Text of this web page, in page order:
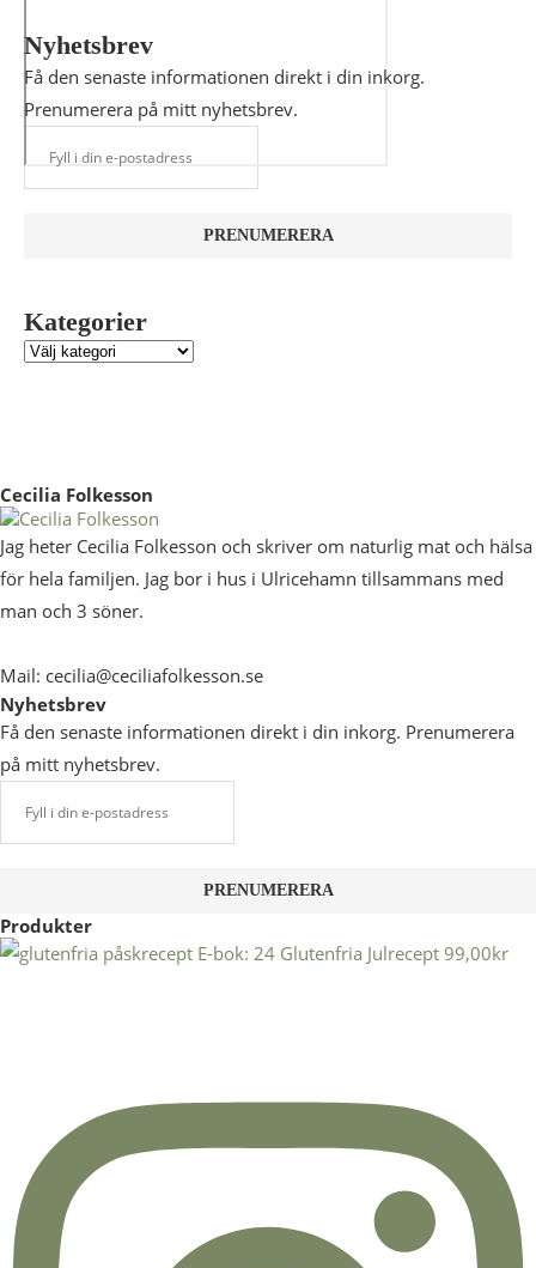
Nyhetsbrev
Få den senaste informationen direkt i din inkorg.
Prenumerera på mitt nyhetsbrev.
Kategorier
Cecilia Folkesson
Jag heter Cecilia Folkesson och skriver om naturlig mat och hälsa
för hela familjen. Jag bor i hus i Ulricehamn tillsammans med
man och 3 söner.
Mail: cecilia@ceciliafolkesson.se
Nyhetsbrev
Få den senaste informationen direkt i din inkorg. Prenumerera
på mitt nyhetsbrev.
Produkter
E-bok: 24 Glutenfria Julrecept 99,00kr